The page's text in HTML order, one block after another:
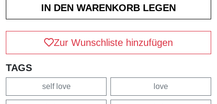
Zur Wunschliste hinzufügen
TAGS
self love love